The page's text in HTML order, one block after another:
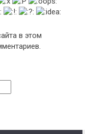
в этом